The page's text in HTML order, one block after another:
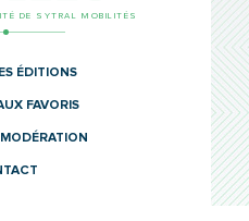
DE SYTRAL MOBILITÉS
ÉDITIONS
FAVORIS